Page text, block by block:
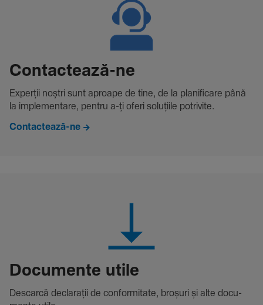
Contac­tează-ne
Experții noștri sunt aproape de tine, de la plani­fi­care până
la imple­men­tare, pentru a-ți oferi solu­țiile potri­vite.
Contactează-ne
Docu­mente utile
Descarcă decla­rații de conformitate, broșuri și alte docu­